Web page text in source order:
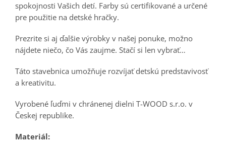
spokojnosti Vašich detí. Farby sú certifikované a určené
pre použitie na detské hračky.
Prezrite si aj ďalšie výrobky v našej ponuke, možno
nájdete niečo, čo Vás zaujme. Stačí si len vybrať…
Táto stavebnica umožňuje rozvíjať detskú predstavivosť
a kreativitu.
Vyrobené ľuďmi v chránenej dielni T-WOOD s.r.o. v
Českej republike.
Materiál: